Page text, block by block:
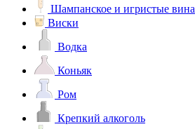
Шампанское и игристые вина
Виски
Водка
Коньяк
Ром
Крепкий алкоголь